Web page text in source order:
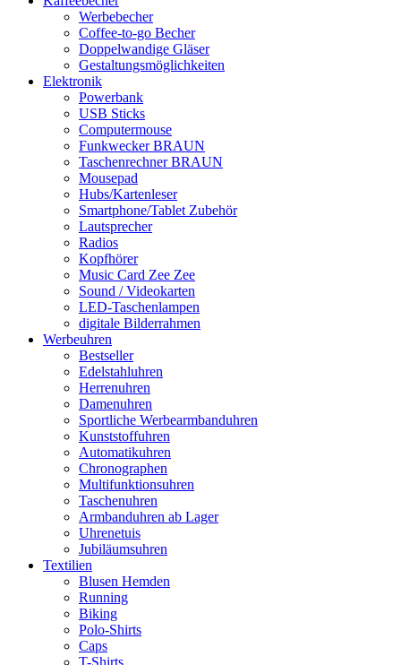
Werbebecher
Coffee-to-go Becher
Doppelwandige Gläser
Gestaltungsmöglichkeiten
Elektronik
Powerbank
USB Sticks
Computermouse
Funkwecker BRAUN
Taschenrechner BRAUN
Mousepad
Hubs/Kartenleser
Smartphone/Tablet Zubehör
Lautsprecher
Radios
Kopfhörer
Music Card Zee Zee
Sound / Videokarten
LED-Taschenlampen
digitale Bilderrahmen
Werbeuhren
Bestseller
Edelstahluhren
Herrenuhren
Damenuhren
Sportliche Werbearmbanduhren
Kunststoffuhren
Automatikuhren
Chronographen
Multifunktionsuhren
Taschenuhren
Armbanduhren ab Lager
Uhrenetuis
Jubiläumsuhren
Textilien
Blusen Hemden
Running
Biking
Polo-Shirts
Caps
T-Shirts